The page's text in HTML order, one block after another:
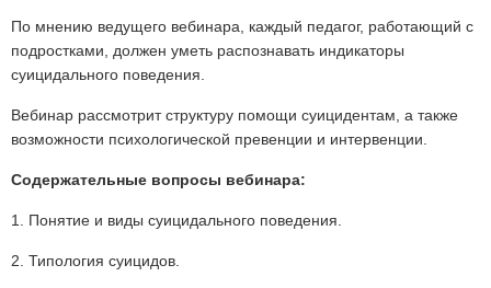
По мнению ведущего вебинара, каждый педагог, работающий с
подростками, должен уметь распознавать индикаторы
суицидального поведения.
Вебинар рассмотрит структуру помощи суицидентам, а также
возможности психологической превенции и интервенции.
Содержательные вопросы вебинара:
1. Понятие и виды суицидального поведения.
2. Типология суицидов.